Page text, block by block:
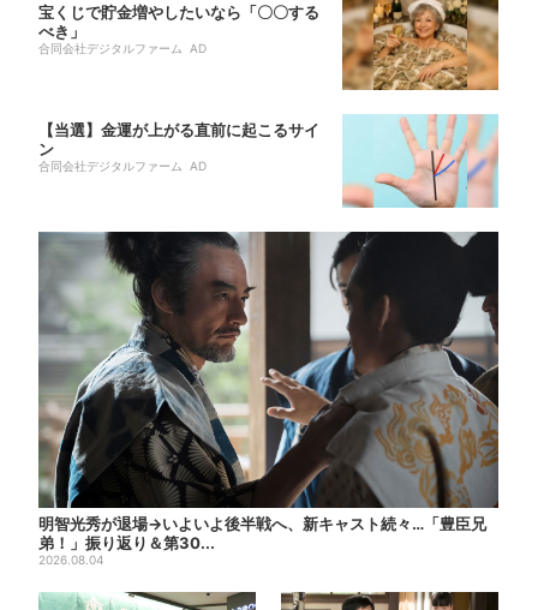
宝くじで貯金増やしたいなら「〇〇する
べき」
合同会社デジタルファーム AD
【当選】金運が上がる直前に起こるサイ
ン
合同会社デジタルファーム AD
明智光秀が退場→いよいよ後半戦へ、新キャスト続々…「豊臣兄
弟！」振り返り＆第30...
2026.08.04